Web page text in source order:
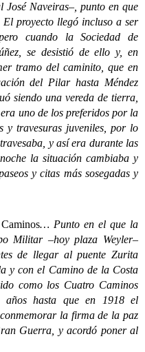
José Naveiras–, punto en que
proyecto llegó incluso a ser
cuando la Sociedad de
se desistió de ello y, en
tramo del caminito, que en
del Pilar hasta Méndez
siendo una vereda de tierra,
uno de los preferidos por la
y travesuras juveniles, por lo
y así era durante las
la situación cambiaba y
y citas más sosegadas y
… Punto en el que la
Militar –hoy plaza Weyler–
de llegar al puente Zurita
y con el Camino de la Costa
como los Cuatro Caminos
años hasta que en 1918 el
la firma de la paz
Guerra, y acordó poner al